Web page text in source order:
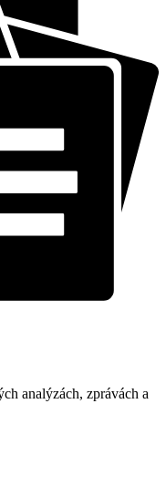
analýzách, zprávách a